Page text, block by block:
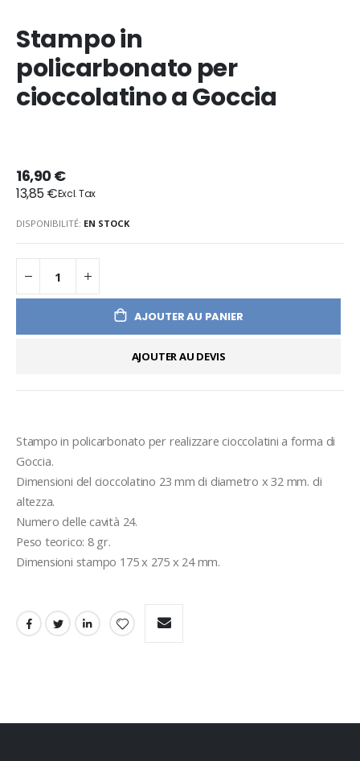
Stampo in
policarbonato per
cioccolatino a Goccia
16,90 €
13,85 €
DISPONIBILITÉ: EN STOCK
AJOUTER AU PANIER
AJOUTER AU DEVIS
Stampo in policarbonato per realizzare cioccolatini a forma di
Goccia.
Dimensioni del cioccolatino 23 mm di diametro x 32 mm. di
altezza.
Numero delle cavità 24.
Peso teorico: 8 gr.
Dimensioni stampo 175 x 275 x 24 mm.